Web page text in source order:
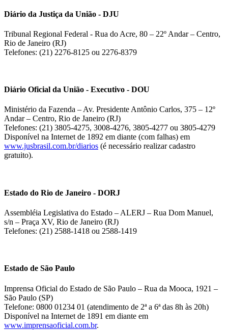
Diário da Justiça da União - DJU
Tribunal Regional Federal - Rua do Acre, 80 – 22º Andar – Centro,
Rio de Janeiro (RJ)
Telefones: (21) 2276-8125 ou 2276-8379
Diário Oficial da União - Executivo - DOU
Ministério da Fazenda – Av. Presidente Antônio Carlos, 375 – 12º
Andar – Centro, Rio de Janeiro (RJ)
Telefones: (21) 3805-4275, 3008-4276, 3805-4277 ou 3805-4279
Disponível na Internet de 1892 em diante (com falhas) em
www.jusbrasil.com.br/diarios (é necessário realizar cadastro
gratuito).
Estado do Rio de Janeiro - DORJ
Assembléia Legislativa do Estado – ALERJ – Rua Dom Manuel,
s/n – Praça XV, Rio de Janeiro (RJ)
Telefones: (21) 2588-1418 ou 2588-1419
Estado de São Paulo
Imprensa Oficial do Estado de São Paulo – Rua da Mooca, 1921 –
São Paulo (SP)
Telefone: 0800 01234 01 (atendimento de 2ª a 6ª das 8h às 20h)
Disponível na Internet de 1891 em diante em
www.imprensaoficial.com.br.